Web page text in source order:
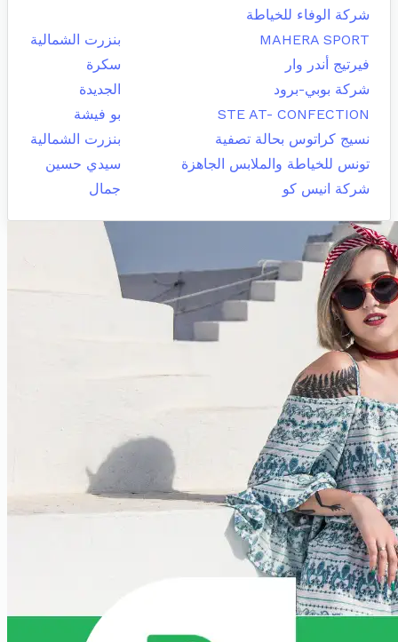
شركة الوفاء للخياطة
MAHERA SPORT
بنزرت الشمالية
فيرتيج أندر وار
سكرة
شركة بوبي-برود
الجديدة
STE AT- CONFECTION
بو فيشة
نسيج كراتوس بحالة تصفية
بنزرت الشمالية
تونس للخياطة والملابس الجاهزة
سيدي حسين
شركة انيس كو
جمال